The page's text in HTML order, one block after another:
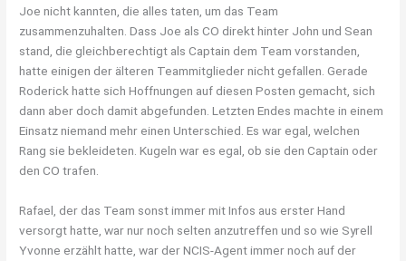
Joe nicht kannten, die alles taten, um das Team
zusammenzuhalten. Dass Joe als CO direkt hinter John und Sean
stand, die gleichberechtigt als Captain dem Team vorstanden,
hatte einigen der älteren Teammitglieder nicht gefallen. Gerade
Roderick hatte sich Hoffnungen auf diesen Posten gemacht, sich
dann aber doch damit abgefunden. Letzten Endes machte in einem
Einsatz niemand mehr einen Unterschied. Es war egal, welchen
Rang sie bekleideten. Kugeln war es egal, ob sie den Captain oder
den CO trafen.
Rafael, der das Team sonst immer mit Infos aus erster Hand
versorgt hatte, war nur noch selten anzutreffen und so wie Syrell
Yvonne erzählt hatte, war der NCIS-Agent immer noch auf der